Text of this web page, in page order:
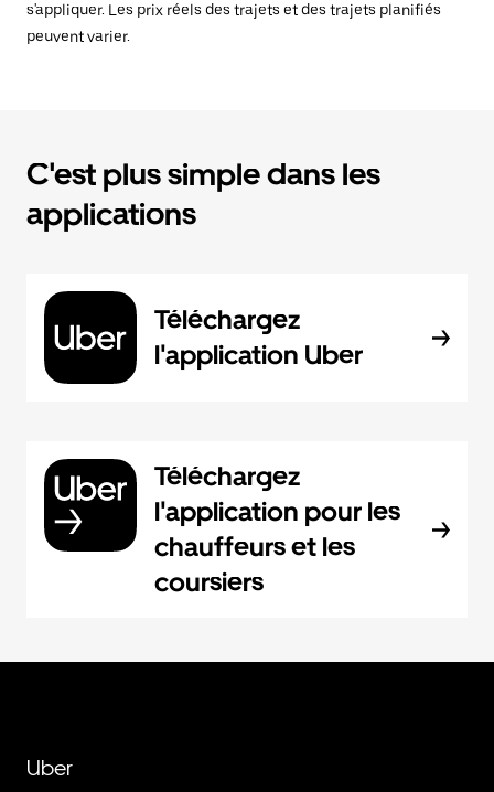
s'appliquer. Les prix réels des trajets et des trajets planifiés
peuvent varier.
C'est plus simple dans les
applications
Téléchargez
l'application Uber
Téléchargez
l'application pour les
chauffeurs et les
coursiers
Uber